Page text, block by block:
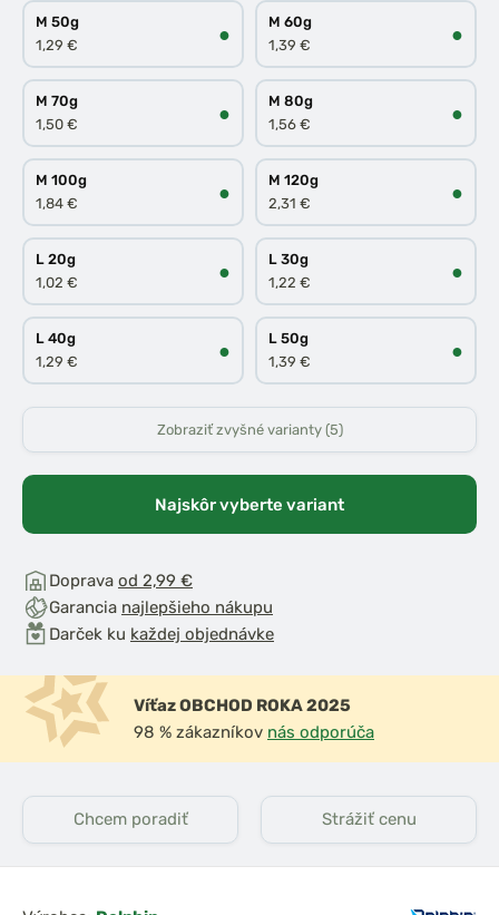
M 50g
1,29 €
●
M 60g
1,39 €
●
M 70g
1,50 €
●
M 80g
1,56 €
●
M 100g
1,84 €
●
M 120g
2,31 €
●
L 20g
1,02 €
●
L 30g
1,22 €
●
L 40g
1,29 €
●
L 50g
1,39 €
●
Zobraziť zvyšné varianty (5)
Najskôr vyberte variant
Doprava od 2,99 €
Garancia najlepšieho nákupu
Darček ku každej objednávke
Víťaz OBCHOD ROKA 2025
98 % zákazníkov nás odporúča
Chcem poradiť Strážiť cenu